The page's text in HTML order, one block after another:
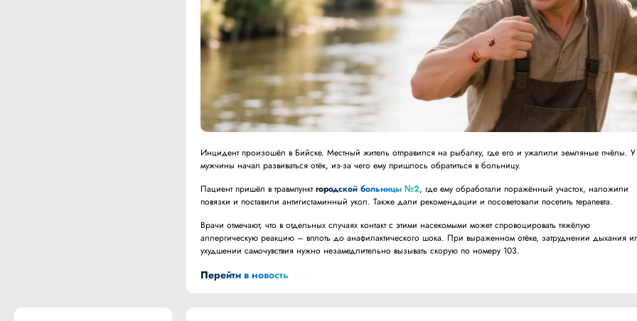
Инцидент произошёл в Бийске. Местный житель отправился на рыбалку, где его и ужалили земляные пчёлы. У
мужчины начал развиваться отёк, из-за чего ему пришлось обратиться в больницу.
Пациент пришёл в травмпунктгородской больницы №2, где ему обработали поражённый участок, наложили
повязки и поставили антигистаминный укол. Также дали рекомендации и посоветовали посетить терапевта.
Врачи отмечают, что в отдельных случаях контакт с этими насекомыми может спровоцировать тяжёлую
аллергическую реакцию – вплоть до анафилактического шока. При выраженном отёке, затруднении дыхания
ухудшении самочувствия нужно незамедлительно вызывать скорую по номеру 103.
Перейти в новость